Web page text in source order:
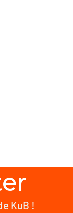
KuB !